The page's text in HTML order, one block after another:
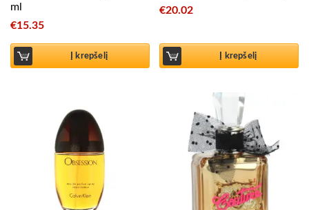
ml
€15.35
Į krepšelį
€20.02
Į krepšelį